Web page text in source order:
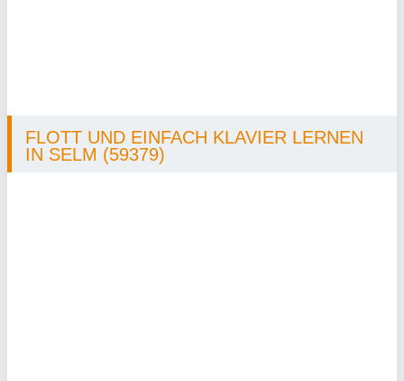
FLOTT UND EINFACH KLAVIER LERNEN
IN SELM (59379)